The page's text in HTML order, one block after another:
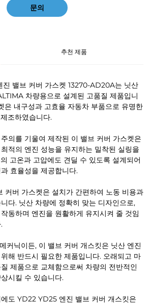
문의
추천 제품
밸브 커버 가스켓 13270-AD20A는 닛산
차량용으로 설계된 고품질 제품입니
은 내구성과 고효율 자동차 부품으로 유명한
조하였습니다.
의를 기울여 제작된 이 밸브 커버 가스켓은
적의 엔진 성능을 유지하는 밀착된 실링을
고온과 고압에도 견딜 수 있도록 설계되어
효율성을 제공합니다.
커버 가스켓은 설치가 간편하여 노동 비용과
다. 닛산 차량에 정확히 맞는 디자인으로,
동하며 엔진을 원활하게 유지시켜 줄 것임
커닉이든, 이 밸브 커버 개스킷은 닛산 엔진
해 반드시 필요한 제품입니다. 오래되고 마
제품으로 교체함으로써 차량의 전반적인
시킬 수 있습니다.
도 YD22 YD25 엔진 밸브 커버 개스킷은